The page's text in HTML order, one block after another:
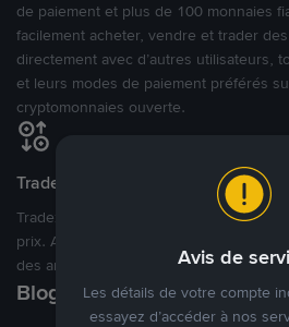
de paiement et plus de 100 monnaies
facilement acheter, vendre et trader
directement avec d’autres utilisateurs,
et leurs modes de paiement préférés
cryptomonnaies ouverte.
Tradez à des prix avantageux pour
Tradez des cryptos en étant libres
prix. Achetez ou vendez à partir des
des annonces commerciales pour fixer
Blog P2P
Avis de
Les détails de votre compte
essayez d’accéder à nos